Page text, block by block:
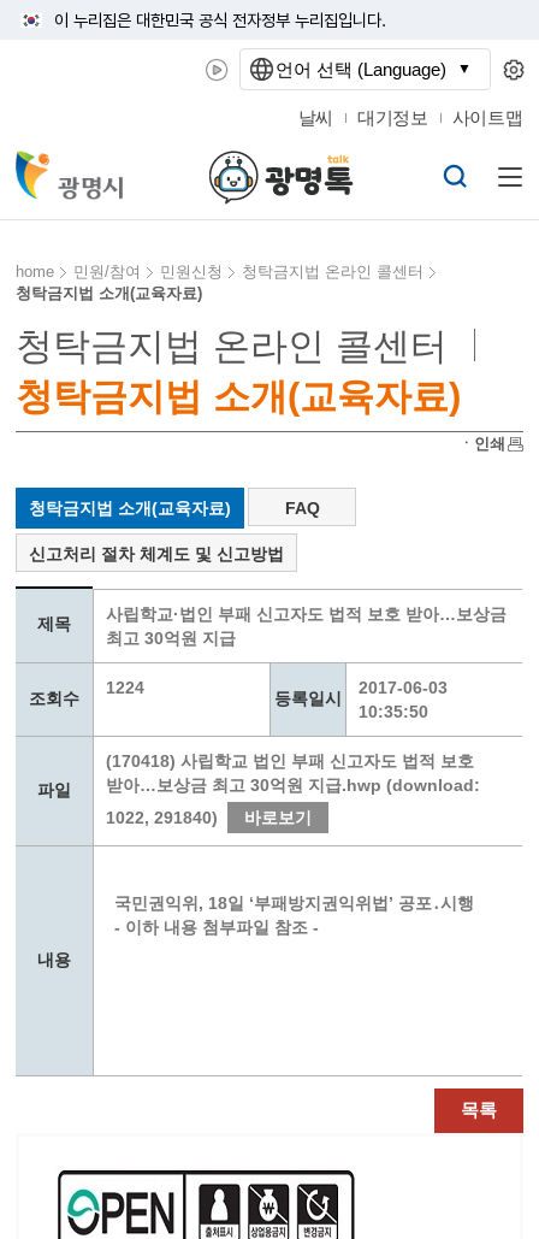
이 누리집은 대한민국 공식 전자정부 누리집입니다.
날씨 대기정보 사이트맵
home 민원/참여 민원신청
청탁금지법 온라인 콜센터
청탁금지법 소개(교육자료)
청탁금지법 온라인 콜센터
청탁금지법 소개(교육자료)
ㆍ인쇄
청탁금지법 소개(교육자료) FAQ
신고처리 절차 체계도 및 신고방법
제목
사립학교·법인 부패 신고자도 법적 보호 받아…보상금
최고 30억원 지급
조회수
1224
등록일시
2017-06-03
10:35:50
파일
(170418) 사립학교 법인 부패 신고자도 법적 보호
받아…보상금 최고 30억원 지급.hwp (download:
1022, 291840)
바로보기
내용
국민권익위, 18일 ‘부패방지권익위법’ 공포․시행
- 이하 내용 첨부파일 참조 -
목록
언어 선택 (Language)